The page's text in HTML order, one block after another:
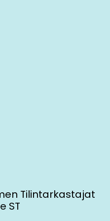
Tilintarkastajat
ST